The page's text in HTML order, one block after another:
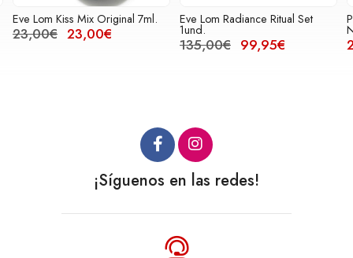
Eve Lom Radiance Ritual Set
1und.
135,00€ 99,95€
Payot Pâte Grise Solution Points
Noirs 30ml
24,95€
¡Síguenos en las redes!